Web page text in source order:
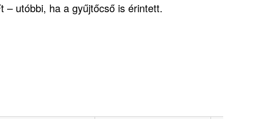
– utóbbi, ha a gyűjtőcső is érintett.